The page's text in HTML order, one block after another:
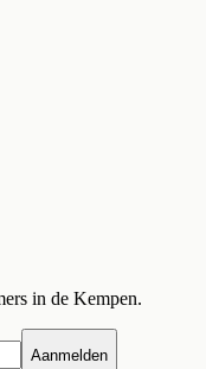
in de Kempen.
Aanmelden